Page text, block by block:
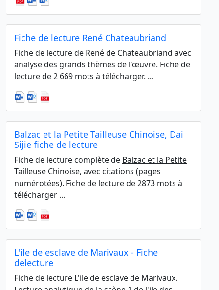
Fiche de lecture René Chateaubriand
Fiche de lecture de René de Chateaubriand avec
analyse des grands thèmes de l'œuvre. Fiche de
lecture de 2 669 mots à télécharger. ...
Balzac et la Petite Tailleuse Chinoise, Dai
Sijie fiche de lecture
Fiche de lecture complète de Balzac et la Petite
Tailleuse Chinoise, avec citations (pages
numérotées). Fiche de lecture de 2873 mots à
télécharger ...
L'ile de esclave de Marivaux - Fiche
delecture
Fiche de lecture L'ile de esclave de Marivaux.